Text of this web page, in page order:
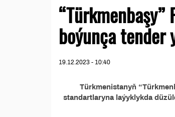
boýunça tender
19.12.2023 - 10:40
Türkmenistanyň
standartlaryna laýyklykda